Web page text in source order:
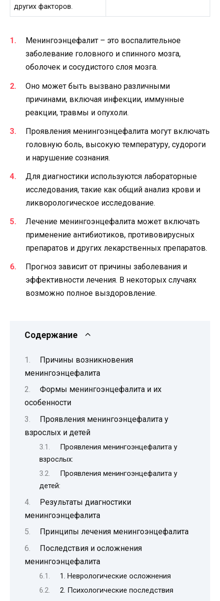
других факторов.
Менингоэнцефалит – это воспалительное
заболевание головного и спинного мозга,
оболочек и сосудистого слоя мозга.
Оно может быть вызвано различными
причинами, включая инфекции, иммунные
реакции, травмы и опухоли.
Проявления менингоэнцефалита могут включать
головную боль, высокую температуру, судороги
и нарушение сознания.
Для диагностики используются лабораторные
исследования, такие как общий анализ крови и
ликворологическое исследование.
Лечение менингоэнцефалита может включать
применение антибиотиков, противовирусных
препаратов и других лекарственных препаратов.
Прогноз зависит от причины заболевания и
эффективности лечения. В некоторых случаях
возможно полное выздоровление.
Содержание
Причины возникновения
менингоэнцефалита
Формы менингоэнцефалита и их
особенности
Проявления менингоэнцефалита у
взрослых и детей
Проявления менингоэнцефалита у
взрослых:
Проявления менингоэнцефалита у
детей:
Результаты диагностики
менингоэнцефалита
Принципы лечения менингоэнцефалита
Последствия и осложнения
менингоэнцефалита
1. Неврологические осложнения
2. Психологические последствия